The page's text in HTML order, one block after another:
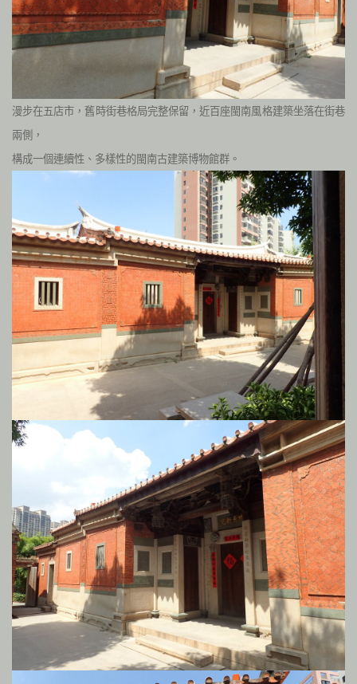
漫步在五店市，舊時街巷格局完整保留，近百座閩南風格建築坐落在街巷
兩側，
構成一個連續性、多樣性的閩南古建築博物館群。